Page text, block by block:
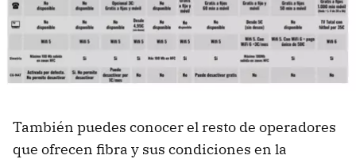
También puedes conocer el resto de operadores
que ofrecen fibra y sus condiciones en la